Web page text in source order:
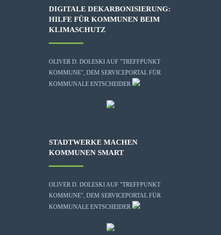
DIGITALE DEKARBONISIERUNG:
HILFE FÜR KOMMUNEN BEIM
KLIMASCHUTZ
OLIVER D. DOLESKI AUF "TREFFPUNKT
KOMMUNE", DEM SERVICEPORTAL FÜR
KOMMUNALE ENTSCHEIDER
STADTWERKE MACHEN
KOMMUNEN SMART
OLIVER D. DOLESKI AUF "TREFFPUNKT
KOMMUNE", DEM SERVICEPORTAL FÜR
KOMMUNALE ENTSCHEIDER